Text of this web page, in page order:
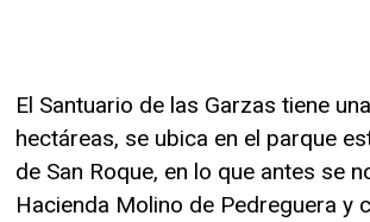
El Santuario de las Garzas tiene
hectáreas, se ubica en el parque
de San Roque, en lo que antes se
Hacienda Molino de Pedreguera y